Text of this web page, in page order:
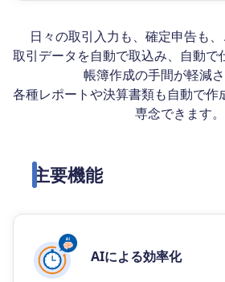
日々の取引入力も、確定申告も、
取引データを自動で取込み、自動で
帳簿作成の手間が軽減さ
各種レポートや決算書類も自動で作
専念できます。
主要機能
AIによる効率化